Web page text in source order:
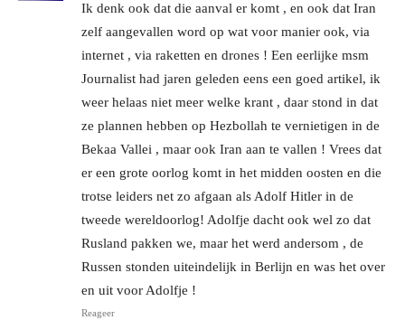
Ik denk ook dat die aanval er komt , en ook dat Iran
zelf aangevallen word op wat voor manier ook, via
internet , via raketten en drones ! Een eerlijke msm
Journalist had jaren geleden eens een goed artikel, ik
weer helaas niet meer welke krant , daar stond in dat
ze plannen hebben op Hezbollah te vernietigen in de
Bekaa Vallei , maar ook Iran aan te vallen ! Vrees dat
er een grote oorlog komt in het midden oosten en die
trotse leiders net zo afgaan als Adolf Hitler in de
tweede wereldoorlog! Adolfje dacht ook wel zo dat
Rusland pakken we, maar het werd andersom , de
Russen stonden uiteindelijk in Berlijn en was het over
en uit voor Adolfje !
Reageer